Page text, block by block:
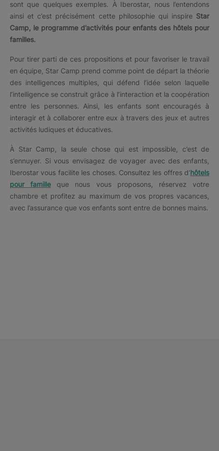
sont que quelques exemples. À Iberostar, nous l’entendons
ainsi et c’est précisément cette philosophie qui inspire Star
Camp, le programme d’activités pour enfants des hôtels pour
familles.
Pour tirer parti de ces propositions et pour favoriser le travail
en équipe, Star Camp prend comme point de départ la théorie
des intelligences multiples, qui défend l’idée selon laquelle
l’intelligence se construit grâce à l’interaction et la coopération
entre les personnes. Ainsi, les enfants sont encouragés à
interagir et à collaborer entre eux à travers des jeux et autres
activités ludiques et éducatives.
À Star Camp, la seule chose qui est impossible, c’est de
s’ennuyer. Si vous envisagez de voyager avec des enfants,
Iberostar vous facilite les choses. Consultez les offres d’hôtels
pour famille que nous vous proposons, réservez votre
chambre et profitez au maximum de vos propres vacances,
avec l’assurance que vos enfants sont entre de bonnes mains.